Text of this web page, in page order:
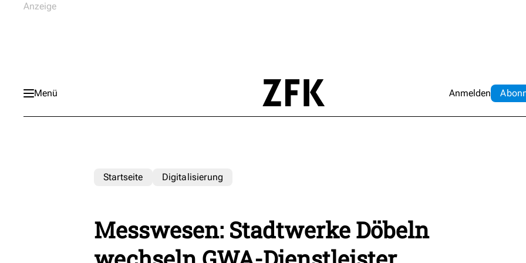
Menü Anmelden Abo
Startseite Digitalisierung
Messwesen: Stadtwerke Döbeln